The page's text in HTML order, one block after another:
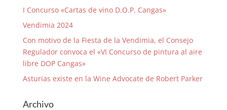
I Concurso «Cartas de vino D.O.P. Cangas»
Vendimia 2024
Con motivo de la Fiesta de la Vendimia, el Consejo
Regulador convoca el «VI Concurso de pintura al aire
libre DOP Cangas»
Asturias existe en la Wine Advocate de Robert Parker
Archivo